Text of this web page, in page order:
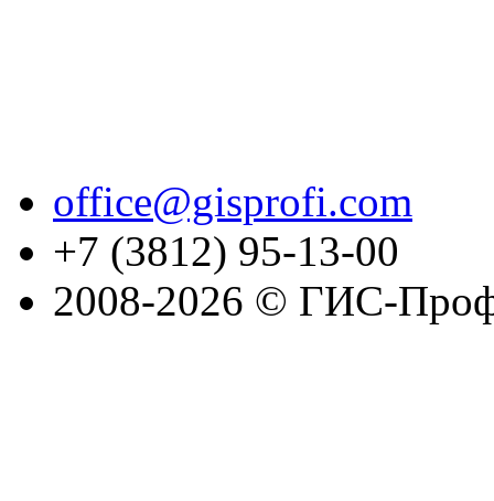
office@gisprofi.com
+7 (3812) 95-13-00
2008-2026 © ГИС-